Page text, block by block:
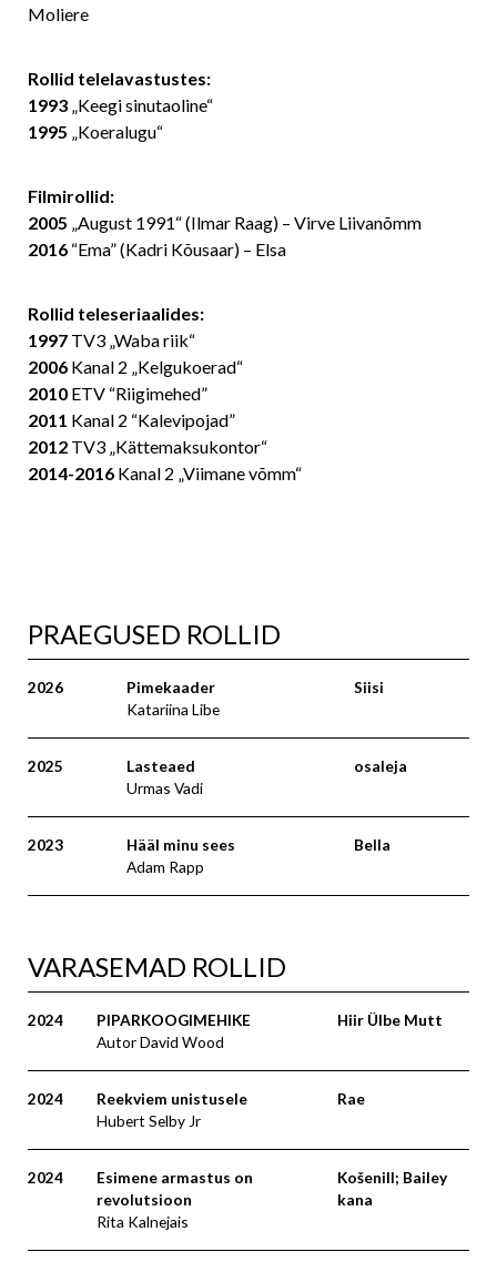
Moliere
Rollid telelavastustes:
1993 „Keegi sinutaoline“
1995 „Koeralugu“
Filmirollid:
2005 „August 1991“(Ilmar Raag) – Virve Liivanõmm
2016 “Ema”(Kadri Kõusaar) – Elsa
Rollid teleseriaalides:
1997 TV3 „Waba riik“
2006 Kanal 2 „Kelgukoerad“
2010 ETV “Riigimehed”
2011 Kanal 2 “Kalevipojad”
2012 TV3 „Kättemaksukontor“
2014-2016 Kanal 2 „Viimane võmm“
PRAEGUSED ROLLID
2026
Pimekaader
Katariina Libe
Siisi
2025
Lasteaed
Urmas Vadi
osaleja
2023
Hääl minu sees
Adam Rapp
Bella
VARASEMAD ROLLID
2024
PIPARKOOGIMEHIKE
Autor David Wood
Hiir Ülbe Mutt
2024
Reekviem unistusele
Hubert Selby Jr
Rae
2024
Esimene armastus on
revolutsioon
Rita Kalnejais
Košenill; Bailey
kana